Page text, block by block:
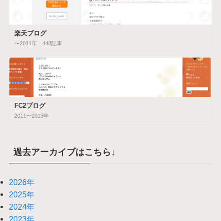
楽天ブログ
〜2011年 448記事
FC2ブログ
2011〜2013年
過去アーカイブはこちら↓
2026年
2025年
2024年